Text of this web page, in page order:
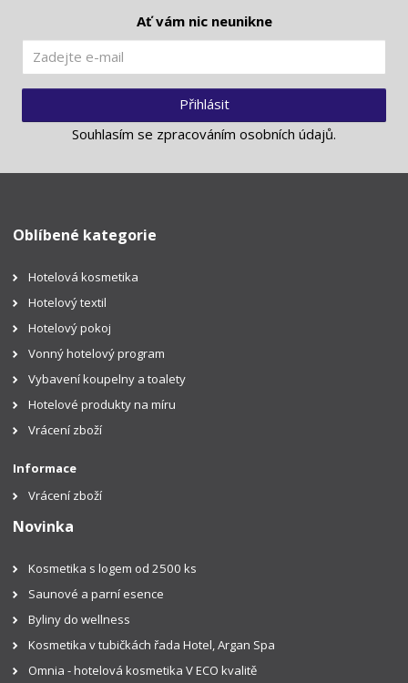
Ať vám nic neunikne
Přihlásit
Souhlasím se zpracováním osobních údajů.
Oblíbené kategorie
Hotelová kosmetika
Hotelový textil
Hotelový pokoj
Vonný hotelový program
Vybavení koupelny a toalety
Hotelové produkty na míru
Vrácení zboží
Informace
Vrácení zboží
Novinka
Kosmetika s logem od 2500 ks
Saunové a parní esence
Byliny do wellness
Kosmetika v tubičkách řada Hotel, Argan Spa
Omnia - hotelová kosmetika V ECO kvalitě